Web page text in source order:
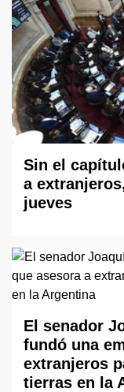
Sin el
a
jueves
El senador
fundó una
extranjeros
tierras en la